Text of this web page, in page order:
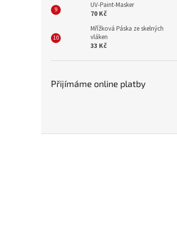
UV-Paint-Masker
70 Kč
Mřížková Páska ze skelných
vláken
33 Kč
Přijímáme online platby